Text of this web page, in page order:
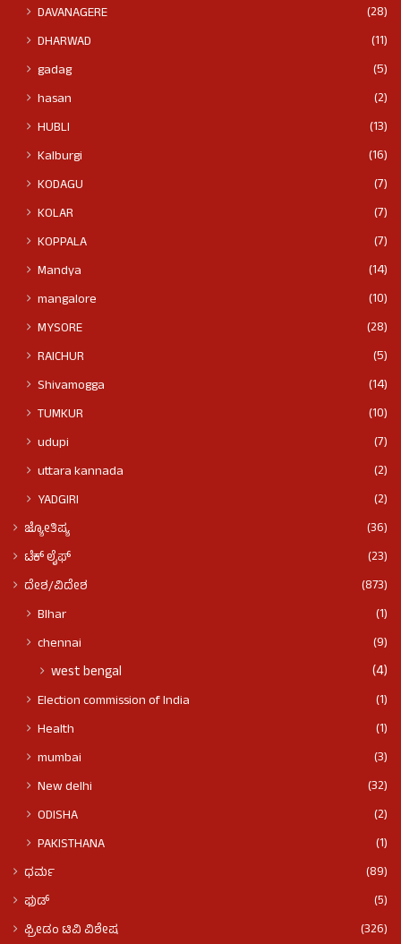
DAVANAGERE
(28)
DHARWAD
(11)
gadag
(5)
hasan
(2)
HUBLI
(13)
Kalburgi
(16)
KODAGU
(7)
KOLAR
(7)
KOPPALA
(7)
Mandya
(14)
mangalore
(10)
MYSORE
(28)
RAICHUR
(5)
Shivamogga
(14)
TUMKUR
(10)
udupi
(7)
uttara kannada
(2)
YADGIRI
(2)
ಜ್ಯೋತಿಷ್ಯ
(36)
ಟೆಕ್ ಲೈಫ್
(23)
ದೇಶ/ವಿದೇಶ
(873)
BIhar
(1)
chennai
(9)
west bengal (4)
Election commission of India
(1)
Health
(1)
mumbai
(3)
New delhi
(32)
ODISHA
(2)
PAKISTHANA
(1)
ಧರ್ಮ
(89)
ಫುಡ್​​
(5)
ಫ್ರೀಡಂ ಟಿವಿ ವಿಶೇಷ
(326)